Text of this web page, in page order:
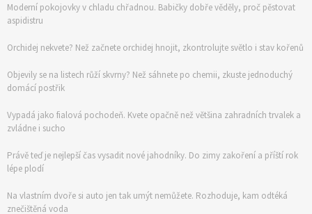
Moderní pokojovky v chladu chřadnou. Babičky dobře věděly, proč pěstovat
aspidistru
Orchidej nekvete? Než začnete orchidej hnojit, zkontrolujte světlo i stav kořenů
Objevily se na listech růží skvrny? Než sáhnete po chemii, zkuste jednoduchý
domácí postřik
Vypadá jako fialová pochodeň. Kvete opačně než většina zahradních trvalek a
zvládne i sucho
Právě teď je nejlepší čas vysadit nové jahodníky. Do zimy zakoření a příští rok
lépe plodí
Na vlastním dvoře si auto jen tak umýt nemůžete. Rozhoduje, kam odtéká
znečištěná voda